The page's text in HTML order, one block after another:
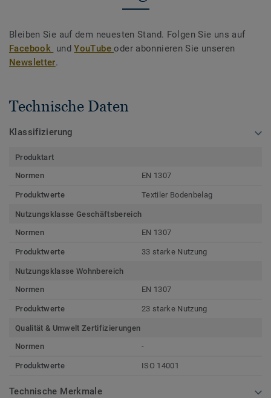
Bleiben Sie auf dem neuesten Stand. Folgen Sie uns auf
Facebook undYouTubeoder abonnieren Sie unseren
Newsletter.
Technische Daten
Klassifizierung
Produktart
Normen
EN 1307
Produktwerte Textiler Bodenbelag
Nutzungsklasse Geschäftsbereich
Normen
EN 1307
Produktwerte 33 starke Nutzung
Nutzungsklasse Wohnbereich
Normen
EN 1307
Produktwerte 23 starke Nutzung
Qualität & Umwelt Zertifizierungen
Normen
-
Produktwerte ISO 14001
Technische Merkmale